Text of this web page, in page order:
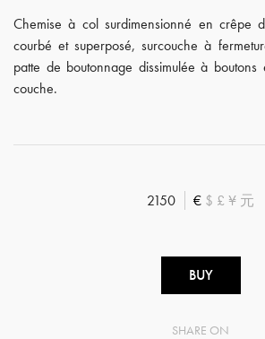
Chemise à col surdimensionné en crêpe
courbé et superposé, surcouche à
patte de boutonnage dissimulée à
couche.
2150 € $ £ ¥ 元
BUY
SHARE ON